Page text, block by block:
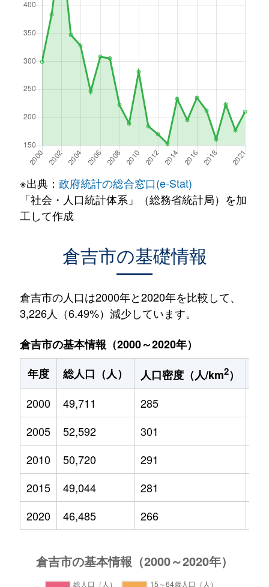
※出典： 政府統計の総合窓口(e-Stat)
「社会・人口統計体系」（総務省統計局）を加
工して作成
倉吉市の基礎情報
倉吉市の人口は2000年と2020年を比較して、
3,226人（6.49%）減少しています。
倉吉市の基本情報（2000～2020年）
年度
総人口（人） 人口密度（人/km2）
2000
49,711 285
2005
52,592 301
2010
50,720 291
2015
49,044 281
2020
46,485 266